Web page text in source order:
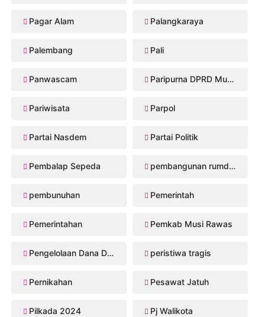
Pagar Alam Palangkaraya
Palembang Pali
Panwascam Paripurna DPRD Musi Rawas
Pariwisata Parpol
Partai Nasdem Partai Politik
Pembalap Sepeda pembangunan rumdis Musi Rawas
pembunuhan Pemerintah
Pemerintahan Pemkab Musi Rawas
Pengelolaan Dana Desa peristiwa tragis
Pernikahan Pesawat Jatuh
Pilkada 2024 Pj Walikota